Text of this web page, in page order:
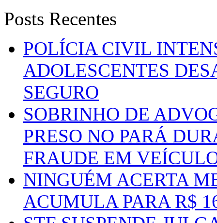
Posts Recentes
POLÍCIA CIVIL
ADOLESCENTES
SEGURO
SOBRINHO DE
PRESO NO PARÁ
FRAUDE EM
NINGUÉM ACERTA
ACUMULA PARA R$